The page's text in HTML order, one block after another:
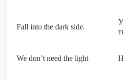
Fall into the dark side.
We don’t need the light